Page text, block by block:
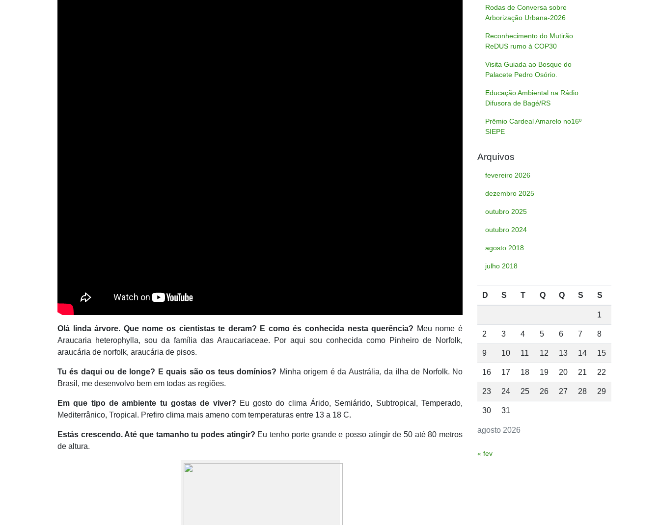
Olá linda árvore. Que nome os cientistas te deram? E como és conhecida nestaquerência? Meu nome é
Araucaria heterophylla, sou da família das Araucariaceae. Por aqui sou conhecida como Pinheiro de Norfolk,
araucária de norfolk, araucária de pisos.
Tu és daqui ou de longe? E quais são os teus domínios? Minha origem é da Austrália, da ilha de Norfolk. No
Brasil, me desenvolvo bem em todas as regiões.
Em que tipo de ambiente tu gostas de viver? Eu gosto do clima Árido, Semiárido, Subtropical, Temperado,
Mediterrânico, Tropical. Prefiro clima mais ameno com temperaturas entre 13 a 18 C.
Estás crescendo. Até que tamanho tu podes atingir? Eu tenho porte grande e posso atingir de 50 até 80 metros
de altura.
Rodas de Conversa sobre
Arborização Urbana-2026
Reconhecimento do Mutirão
ReDUS rumo à COP30
Visita Guiada ao Bosque do
Palacete Pedro Osório.
Educação Ambiental na Rádio
Difusora de Bagé/RS
Prêmio Cardeal Amarelo no16º
SIEPE
Arquivos
fevereiro 2026
dezembro 2025
outubro 2025
outubro 2024
agosto 2018
julho 2018
agosto 2026
D S T Q Q S S
1
2 3 4 5 6 7 8
9 10 11 12 13 14 15
16 17 18 19 20 21 22
23 24 25 26 27 28 29
30 31
« fev